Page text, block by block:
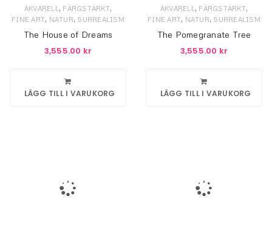
AKVARELL , FÄRGSTARKT,
FINE ART, NATUR, SURREALISM
The House of Dreams
3,555.00 kr
LÄGG TILL I VARUKORG
AKVARELL , FÄRGSTARKT,
FINE ART, NATUR, SURREALISM
The Pomegranate Tree
3,555.00 kr
LÄGG TILL I VARUKORG